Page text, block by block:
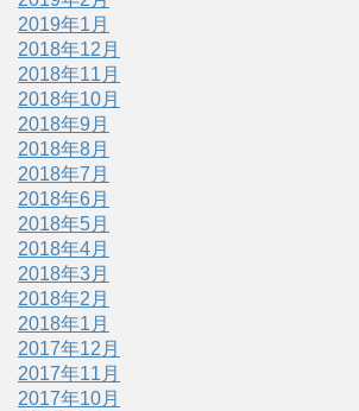
2019年1月
2018年12月
2018年11月
2018年10月
2018年9月
2018年8月
2018年7月
2018年6月
2018年5月
2018年4月
2018年3月
2018年2月
2018年1月
2017年12月
2017年11月
2017年10月